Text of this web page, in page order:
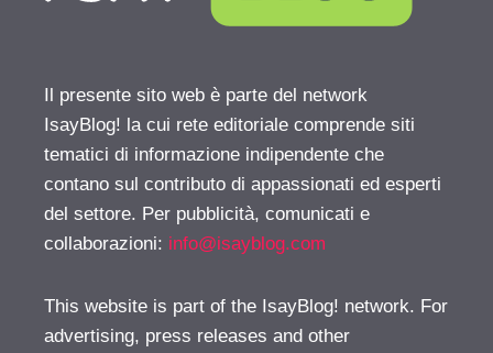
Il presente sito web è parte del network
IsayBlog! la cui rete editoriale comprende siti
tematici di informazione indipendente che
contano sul contributo di appassionati ed esperti
del settore. Per pubblicità, comunicati e
collaborazioni: info@isayblog.com
This website is part of the IsayBlog! network. For
advertising, press releases and other